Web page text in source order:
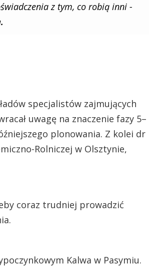
z tym, co robią inni -
specjalistów zajmujących
uwagę na znaczenie fazy 5–
plonowania. Z kolei dr
Rolniczej w Olsztynie,
coraz trudniej prowadzić
Kalwa w Pasymiu.